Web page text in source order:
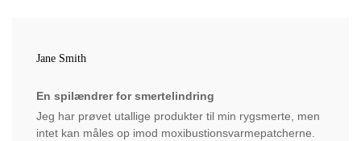
Jane Smith
En spilændrer for smertelindring
Jeg har prøvet utallige produkter til min rygsmerte, men
intet kan måles op imod moxibustionsvarmepatcherne.